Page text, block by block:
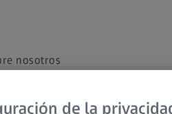
nosotros
Tecnología médica ZEISS
de la